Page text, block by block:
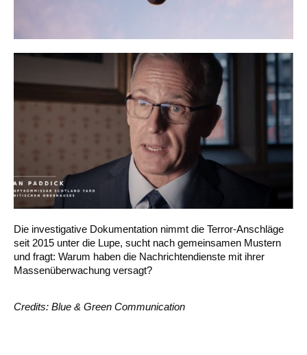
Die investigative Dokumentation nimmt die Terror-Anschläge
seit 2015 unter die Lupe, sucht nach gemeinsamen Mustern
und fragt: Warum haben die Nachrichtendienste mit ihrer
Massenüberwachung versagt?
Credits: Blue & Green Communication